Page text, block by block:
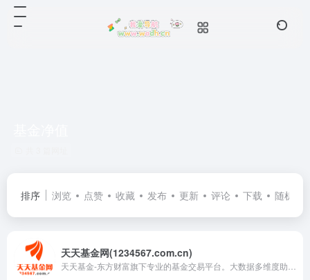
排序 浏览 点赞 收藏 发布 更新 评论 下载 随机
天天基金网(1234567.com.cn)